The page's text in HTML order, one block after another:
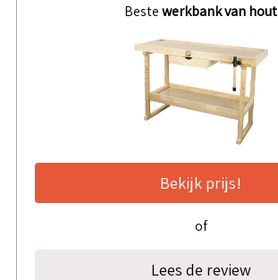
Bestewerkbank van hout
Bekijk prijs!
of
Lees de review